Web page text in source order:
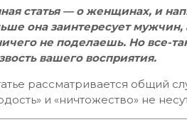
статья — о женщинах, и
она заинтересует
не поделаешь. Но все-
вашего восприятия.
рассматривается общий
и «ничтожество» не